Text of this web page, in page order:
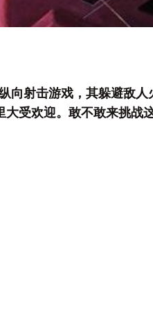
向射击游戏，其躲避敌
受欢迎。敢不敢来挑战